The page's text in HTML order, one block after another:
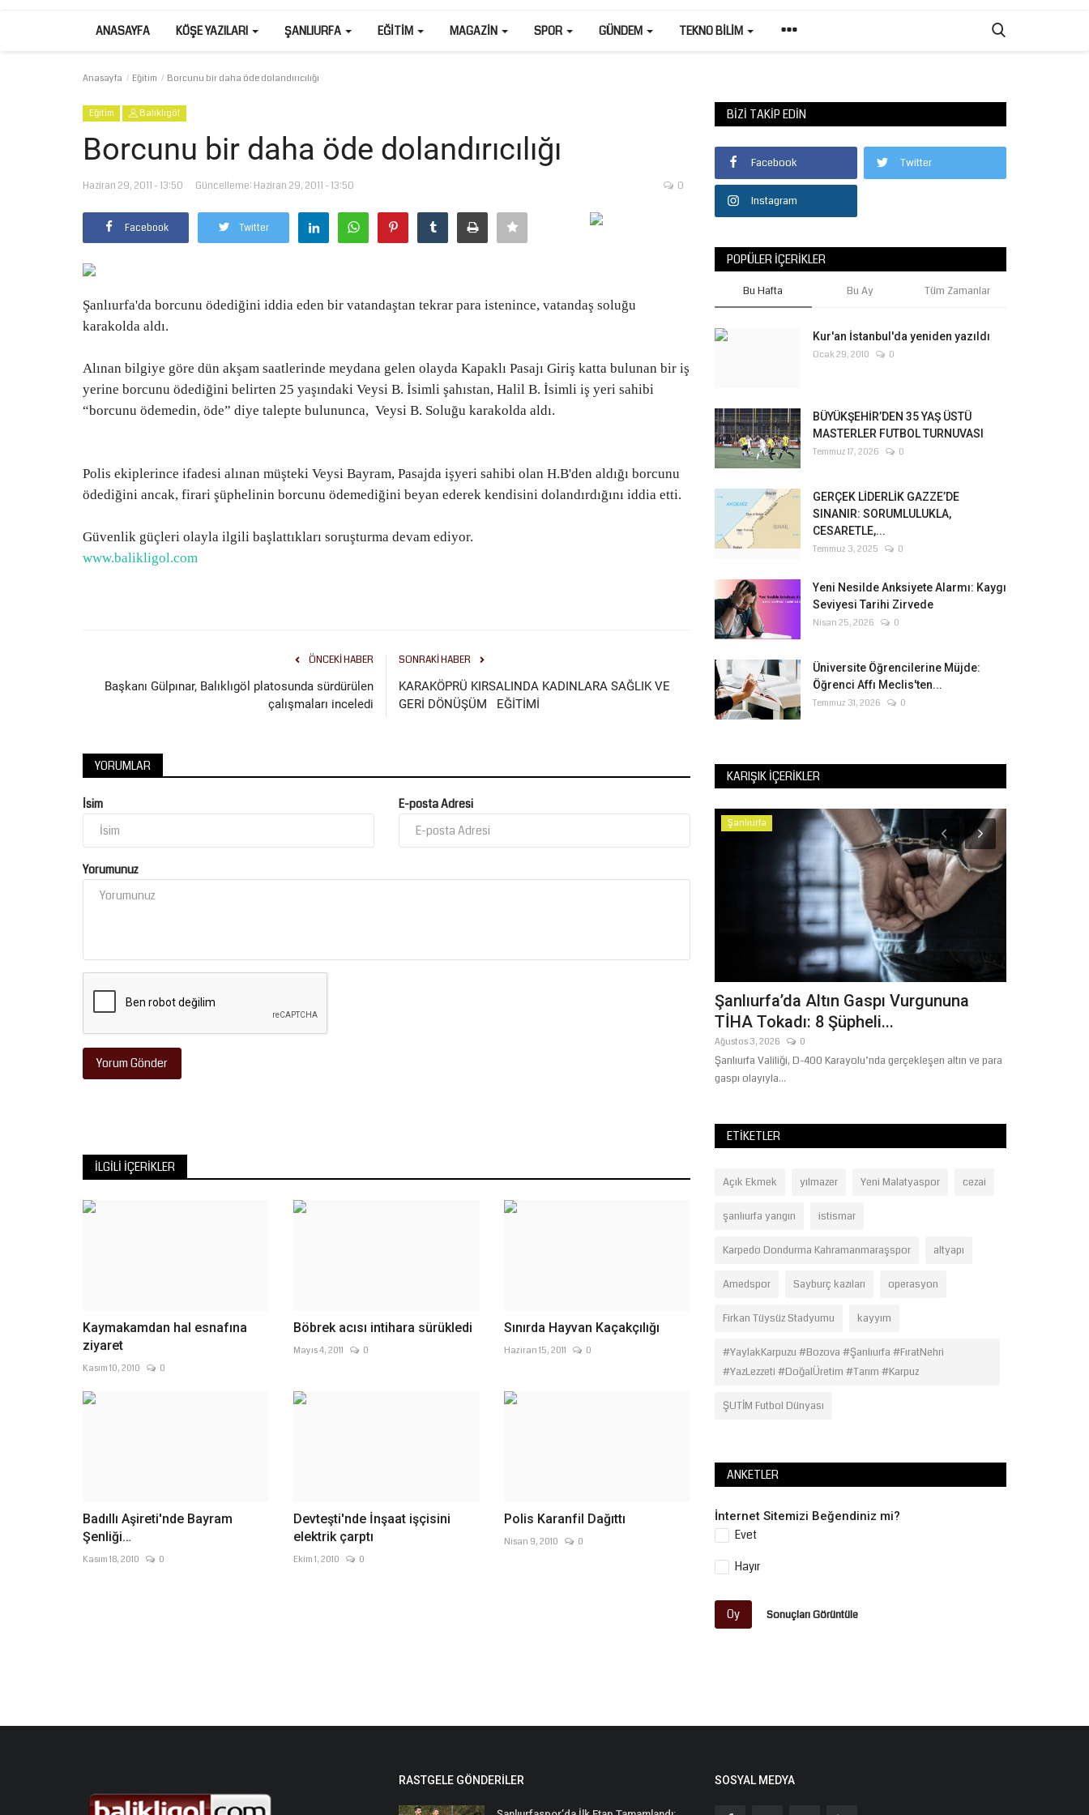
ANASAYFA KÖŞE YAZILARI ŞANLIURFA EĞITIM MAGAZIN SPOR GÜNDEM TEKNO BILIM
Anasayfa Eğitim Borcunu bir daha öde dolandırıcılığı
Eğitim Balıklıgöl
Borcunu bir daha öde dolandırıcılığı
Haziran 29, 2011 - 13:50 Güncelleme: Haziran 29, 2011 - 13:50 0
Facebook Twitter
Şanlıurfa'da borcunu ödediğini iddia eden bir vatandaştan tekrar para istenince, vatandaş soluğu
karakolda aldı.
Alınan bilgiye göre dün akşam saatlerinde meydana gelen olayda Kapaklı Pasajı Giriş katta bulunan bir iş
yerine borcunu ödediğini belirten 25 yaşındaki Veysi B. İsimli şahıstan, Halil B. İsimli iş yeri sahibi
“borcunu ödemedin, öde” diye talepte bulununca, Veysi B. Soluğu karakolda aldı.
Polis ekiplerince ifadesi alınan müşteki Veysi Bayram, Pasajda işyeri sahibi olan H.B'den aldığı borcunu
ödediğini ancak, firari şüphelinin borcunu ödemediğini beyan ederek kendisini dolandırdığını iddia etti.
Güvenlik güçleri olayla ilgili başlattıkları soruşturma devam ediyor.
www.balikligol.com
ÖNCEKI HABER
Başkanı Gülpınar, Balıklıgöl platosunda sürdürülen
çalışmaları inceledi
SONRAKI HABER
KARAKÖPRÜ KIRSALINDA KADINLARA SAĞLIK VE
GERİ DÖNÜŞÜM EĞİTİMİ
YORUMLAR
İsim E-posta Adresi
Yorumunuz
Yorum Gönder
İLGILI İÇERIKLER
Kaymakamdan hal esnafına
ziyaret
Kasım 10, 2010 0
Böbrek acısı intihara sürükledi
Mayıs 4, 2011 0
Sınırda Hayvan Kaçakçılığı
Haziran 15, 2011 0
Badıllı Aşireti'nde Bayram
Şenliği…
Kasım 18, 2010 0
Devteşti'nde İnşaat işçisini
elektrik çarptı
Ekim 1, 2010 0
Polis Karanfil Dağıttı
Nisan 9, 2010 0
BIZI TAKIP EDIN
Facebook Twitter
Instagram
POPÜLER İÇERIKLER
Bu Hafta Bu Ay Tüm Zamanlar
Kur'an İstanbul'da yeniden yazıldı
Ocak 29, 2010 0
BÜYÜKŞEHİR’DEN 35 YAŞ ÜSTÜ
MASTERLER FUTBOL TURNUVASI
Temmuz 17, 2026 0
GERÇEK LİDERLİK GAZZE’DE
SINANIR: SORUMLULUKLA,
CESARETLE,...
Temmuz 3, 2025 0
Yeni Nesilde Anksiyete Alarmı: Kaygı
Seviyesi Tarihi Zirvede
Nisan 25, 2026 0
Üniversite Öğrencilerine Müjde:
Öğrenci Affı Meclis'ten...
Temmuz 31, 2026 0
KARIŞIK İÇERIKLER
Şanlıurfa’da Kaçakçılık ve Organize
Suçlara Karşı Kararlı...
Şanlıurfa Valisi Hasan Şıldak, İçişleri Bakanı Mustafa Çiftçi
başkanlığında video...
Yaşam Şanlıurfa
Şanlıurfa’da Altın Gaspı Vurgununa
TİHA Tokadı: 8 Şüpheli...
Ağustos 3, 2026 0
Şanlıurfa Valiliği, D-400 Karayolu’nda gerçekleşen altın ve para
gaspı olayıyla...
ETIKETLER
Açık Ekmek yılmazer Yeni Malatyaspor cezai
şanlıurfa yangın istismar
Karpedo Dondurma Kahramanmaraşspor altyapı
Amedspor Sayburç kazıları operasyon
Firkan Tüysüz Stadyumu kayyım
#YaylakKarpuzu #Bozova #Şanlıurfa #FıratNehri
#YazLezzeti #DoğalÜretim #Tarım #Karpuz
ŞUTİM Futbol Dünyası
ANKETLER
İnternet Sitemizi Beğendiniz mi?
Evet
Hayır
Oy Sonuçları Görüntüle
RASTGELE GÖNDERILER SOSYAL MEDYA